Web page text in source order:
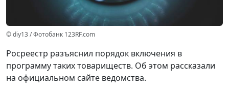
© diy13 / Фотобанк 123RF.com
Росреестр разъяснил порядок включения в
программу таких товариществ. Об этом рассказали
на официальном сайте ведомства.